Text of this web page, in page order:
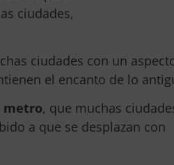
ciudades,
ciudades con un
el encanto de lo
metro, que muchas
a que se desplazan con